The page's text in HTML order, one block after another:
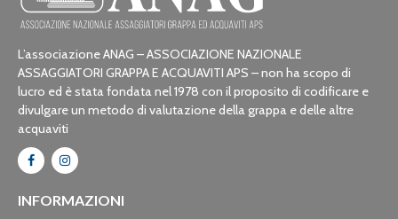
L’associazione ANAG – ASSOCIAZIONE NAZIONALE
ASSAGGIATORI GRAPPA E ACQUAVITI APS – non ha scopo di
lucro ed è stata fondata nel 1978 con il proposito di codificare e
divulgare un metodo di valutazione della grappa e delle altre
acquaviti
INFORMAZIONI